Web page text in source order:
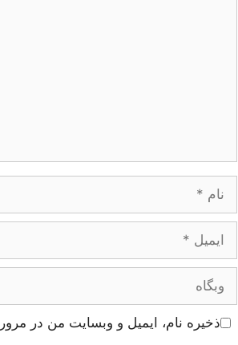
ایمیل
وبگاه
ذخیره نام، ایمیل و وبسایت من در